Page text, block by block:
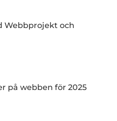
Webbprojekt och
på webben för 2025